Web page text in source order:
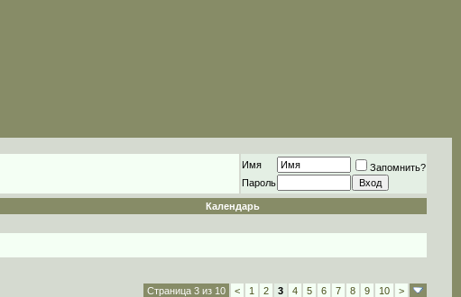
Имя
Запомнить?
Пароль
Календарь
Страница 3 из 10 < 1 2 3 4 5 6 7 8 9 10 >